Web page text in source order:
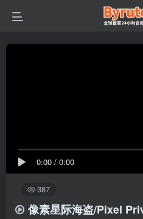
0:00 / 0:00
387
像素星际海盗/Pixel